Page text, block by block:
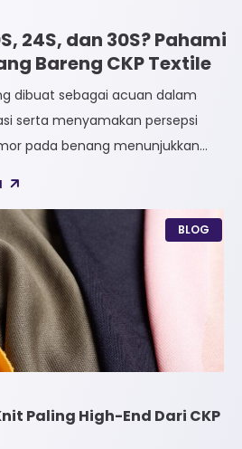
24S, dan 30S? Pahami
Bareng CKP Textile
dibuat sebagai acuan dalam
serta menyamakan persepsi
pada benang menunjukkan
menjadi dua, Tidak Langsung dan
Tidak Langsung Penomoran Tidak
pada jenis Natural Fiber, seperti
yang paling […]
BLOG
Paling High-End Dari CKP